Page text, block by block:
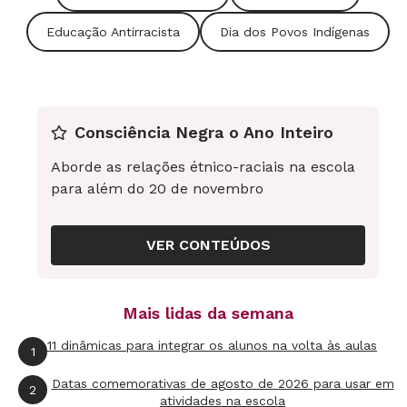
diferentes povos indígenas. Ela compõe uma
sequência de cinco planos que exploram a
Este plano faz parte da sequência indicada no
plano anterior. Nele, uma canção do povo
Krenak é o ponto de partida para uma
brincadeira sobre receber visitas com muita
No final da sequência de atividades, convide a
turma a compartilhar tudo o que aprenderam
sobre os povos indígenas com os colegas de
Educação Antirracista Dia dos Povos Indígenas
Consciência Negra o Ano Inteiro
Aborde as relações étnico-raciais na escola
para além do 20 de novembro
VER CONTEÚDOS
Mais lidas da semana
1 11 dinâmicas para integrar os alunos na volta às aulas
2
Datas comemorativas de agosto de 2026 para usar em
atividades na escola